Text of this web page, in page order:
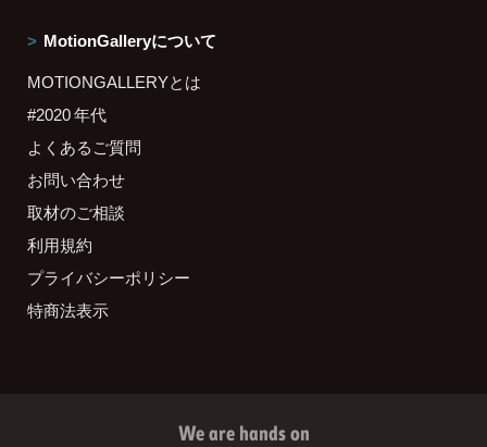
MotionGalleryについて
MOTIONGALLERYとは
#2020 年代
よくあるご質問
お問い合わせ
取材のご相談
利用規約
プライバシーポリシー
特商法表示
We are hands on